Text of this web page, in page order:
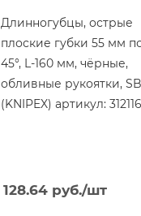
Длинногубцы, острые
плоские губки 55 мм
45°, L-160 мм, чёрные,
обливные рукоятки, SB
(KNIPEX) артикул:
128.64 руб./шт